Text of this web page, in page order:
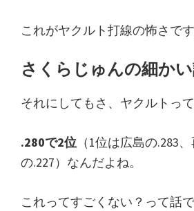
これがヤクルト打線の怖さで
さくらじゅんの細か
それにしてもさ、ヤクルトっ
.280で2位 （1位は広島の.283
の.227）なんだよね。
これってすごくない？って話